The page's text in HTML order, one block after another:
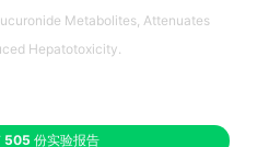
Metabolites, Attenuates
Hepatotoxicity.
505 份实验报告